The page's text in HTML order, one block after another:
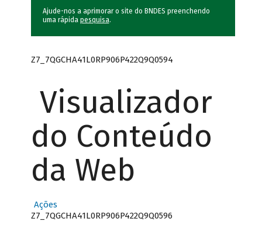
Ajude-nos a aprimorar o site do BNDES preenchendo
uma rápida pesquisa.
Z7_7QGCHA41L0RP906P422Q9Q0594
Visualizador
do Conteúdo
da Web
Ações
Z7_7QGCHA41L0RP906P422Q9Q0596